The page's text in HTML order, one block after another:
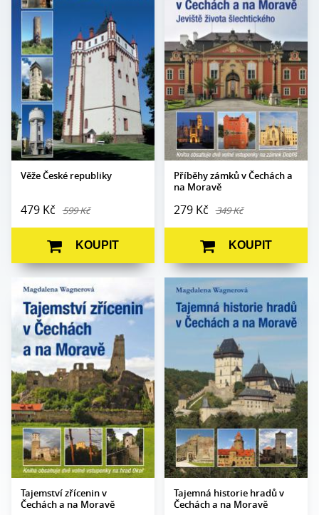
Věže České republiky
479 Kč 599 Kč
Autor:
Edice:
mimo edice
Počet stran:
456
Formát:
130 x 200
Vazba:
V8 flexo
Obrazová část:
Barevné fotografie
Datum vydání:
25. 3. 2020
KOUPIT
Příběhy zámků v Čechách a
na Moravě
279 Kč 349 Kč
Autor:
Magdalena
Wagnerová
Edice:
mimo edice
Počet stran:
184
Formát:
170 x 230
Vazba:
V8a (pevná)
Obrazová
část:
Barevné fotografie
Datum
vydání:
24. 3. 2014
KOUPIT
Tajemství zřícenin v
Čechách a na Moravě
Autor:
Magdalena
Wagnerová
Edice:
mimo edice
Počet stran:
200
Formát:
160 x 230
Vazba:
V8a (pevná)
Obrazová
část:
Barevné fotografie
Datum
vydání:
27. 10. 2011
Tajemná historie hradů v
Čechách a na Moravě
Autor:
Magdalena
mimo edice
Počet stran:
168
Formát:
170 x 230
Vazba:
V8a (pevná)
Obrazová
část:
Barevné fotografie
Datum
vydání:
31. 10. 2012